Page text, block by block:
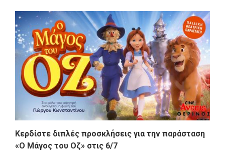
Κερδίστε διπλές προσκλήσεις για την παράσταση
«Ο Μάγος του Οζ» στις 6/7